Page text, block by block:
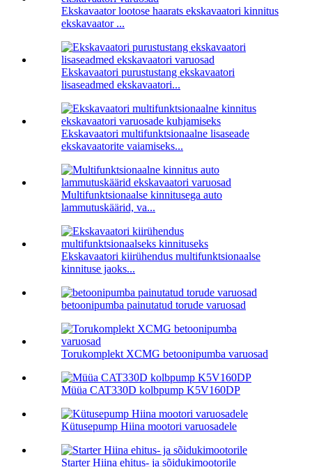
Ekskavaator lootose haarats ekskavaatori kinnitus
ekskavaator ...
Ekskavaatori purustustang ekskavaatori
lisaseadmed ekskavaatori...
Ekskavaatori multifunktsionaalne lisaseade
ekskavaatorite vaiamiseks...
Multifunktsionaalse kinnitusega auto
lammutuskäärid, va...
Ekskavaatori kiirühendus multifunktsionaalse
kinnituse jaoks...
betoonipumba painutatud torude varuosad
Torukomplekt XCMG betoonipumba varuosad
Müüa CAT330D kolbpump K5V160DP
Kütusepump Hiina mootori varuosadele
Starter Hiina ehitus- ja sõidukimootorile